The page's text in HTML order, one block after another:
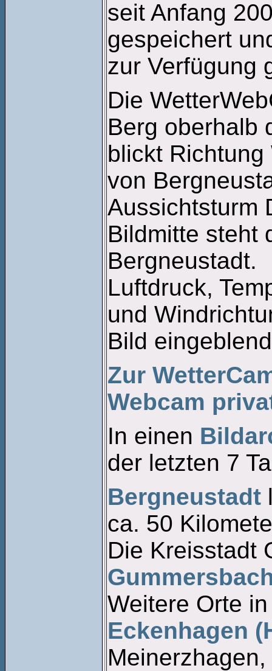
seit Anfang
gespeichert
zur Verfügung
Die
Berg oberhalb
blickt
von
Aussichtsturm
Bildmitte steht
Bergneustadt.
Luftdruck,
und
Bild
Zur
Webcam
In einen
der letzten 7
Bergneustadt
ca. 50
Die Kreisstadt
Weitere Orte
Eckenhagen